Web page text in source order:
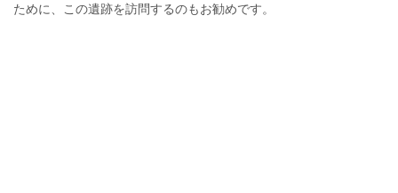
ために、この遺跡を訪問するのもお勧めです。